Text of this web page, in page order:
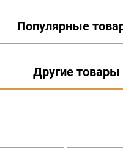
Популярные
Другие товары